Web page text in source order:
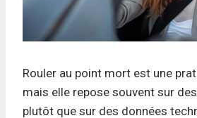
Rouler au point mort est une
mais elle repose souvent sur
plutôt que sur des données